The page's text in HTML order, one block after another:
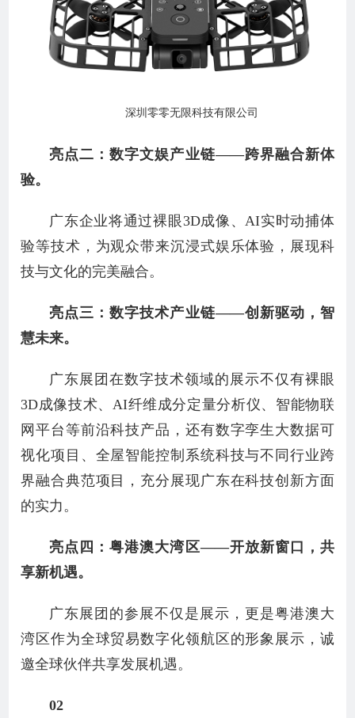
深圳零零无限科技有限公司
亮点二：数字文娱产业链——跨界融合新体
验。
广东企业将通过裸眼3D成像、AI实时动捕体
验等技术，为观众带来沉浸式娱乐体验，展现科
技与文化的完美融合。
亮点三：数字技术产业链——创新驱动，智
慧未来。
广东展团在数字技术领域的展示不仅有裸眼
3D成像技术、AI纤维成分定量分析仪、智能物联
网平台等前沿科技产品，还有数字孪生大数据可
视化项目、全屋智能控制系统科技与不同行业跨
界融合典范项目，充分展现广东在科技创新方面
的实力。
亮点四：粤港澳大湾区——开放新窗口，共
享新机遇。
广东展团的参展不仅是展示，更是粤港澳大
湾区作为全球贸易数字化领航区的形象展示，诚
邀全球伙伴共享发展机遇。
02